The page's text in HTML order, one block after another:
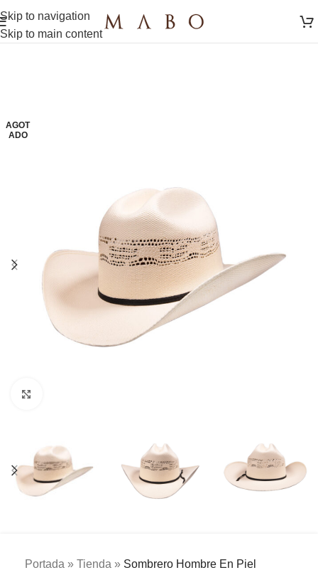
Skip to navigation
Skip to main content
AGOT
ADO
Portada » Tienda » Sombrero Hombre En Piel